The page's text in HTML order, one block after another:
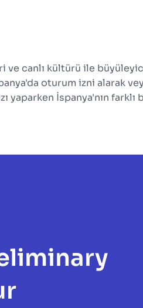
ve canlı kültürü ile
oturum izni alarak
yaparken İspanya'nın